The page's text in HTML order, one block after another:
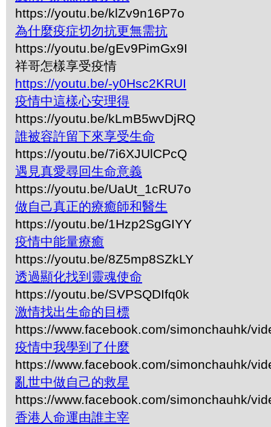
https://youtu.be/klZv9n16P7o
為什麼疫症切勿抗更無需抗
https://youtu.be/gEv9PimGx9I
祥哥怎樣享受疫情
https://youtu.be/-y0Hsc2KRUI
疫情中這樣心安理得
https://youtu.be/kLmB5wvDjRQ
誰被容許留下來享受生命
https://youtu.be/7i6XJUlCPcQ
遇見真愛尋回生命意義
https://youtu.be/UaUt_1cRU7o
做自己真正的療癒師和醫生
https://youtu.be/1Hzp2SgGIYY
疫情中能量療癒
https://youtu.be/8Z5mp8SZkLY
透過顯化找到靈魂使命
https://youtu.be/SVPSQDIfq0k
激情找出生命的目標
https://www.facebook.com/simonchauhk/
疫情中我學到了什麼
https://www.facebook.com/simonchauhk/
亂世中做自己的救星
https://www.facebook.com/simonchauhk/
香港人命運由誰主宰